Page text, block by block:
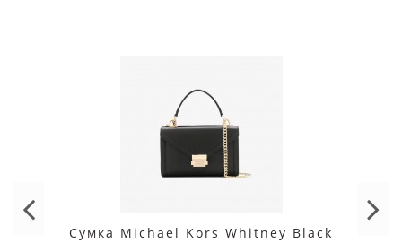
Сумка Michael Kors Whitney Black